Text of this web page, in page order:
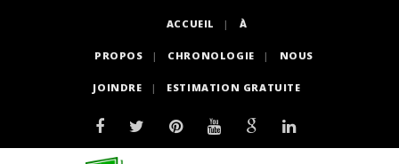
ACCUEIL À
PROPOS CHRONOLOGIE NOUS
JOINDRE ESTIMATION GRATUITE